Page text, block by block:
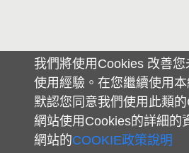
我們將使用Cookies 改善
使用經驗。在您繼續使用
默認您同意我們使用此類
網站使用Cookies的詳細的
網站的COOKIE政策說明